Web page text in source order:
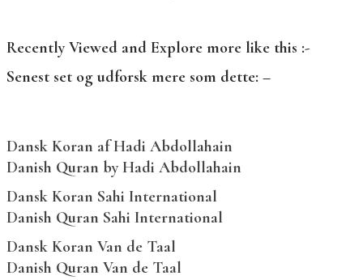
Recently Viewed and Explore more like this :-
Senest set og udforsk mere som dette: –
Dansk Koran af Hadi Abdollahain
Danish Quran by Hadi Abdollahain
Dansk Koran Sahi International
Danish Quran Sahi International
Dansk Koran Van de Taal
Danish Quran Van de Taal